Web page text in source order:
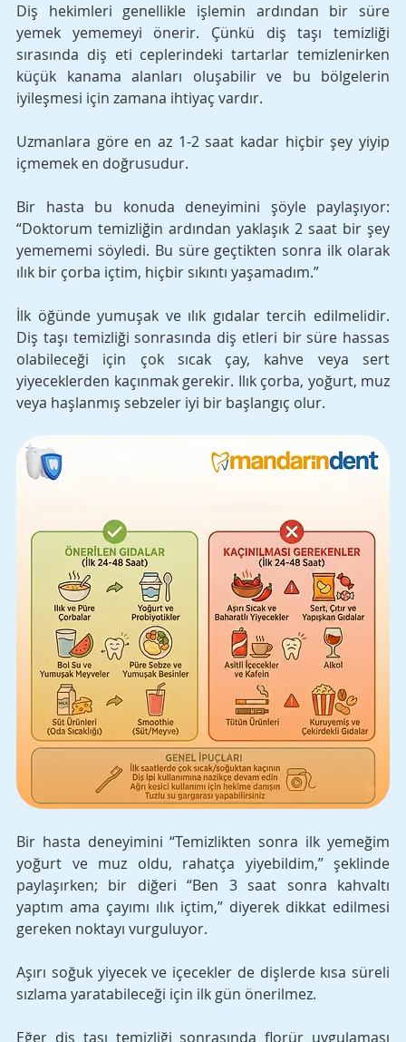
Diş hekimleri genellikle işlemin ardından bir süre
yemek yememeyi önerir. Çünkü diş taşı temizliği
sırasında diş eti ceplerindeki tartarlar temizlenirken
küçük kanama alanları oluşabilir ve bu bölgelerin
iyileşmesi için zamana ihtiyaç vardır.
Uzmanlara göre en az 1-2 saat kadar hiçbir şey yiyip
içmemek en doğrusudur.
Bir hasta bu konuda deneyimini şöyle paylaşıyor:
“Doktorum temizliğin ardından yaklaşık 2 saat bir şey
yemememi söyledi. Bu süre geçtikten sonra ilk olarak
ılık bir çorba içtim, hiçbir sıkıntı yaşamadım.”
İlk öğünde yumuşak ve ılık gıdalar tercih edilmelidir.
Diş taşı temizliği sonrasında diş etleri bir süre hassas
olabileceği için çok sıcak çay, kahve veya sert
yiyeceklerden kaçınmak gerekir. Ilık çorba, yoğurt, muz
veya haşlanmış sebzeler iyi bir başlangıç olur.
Bir hasta deneyimini “Temizlikten sonra ilk yemeğim
yoğurt ve muz oldu, rahatça yiyebildim,” şeklinde
paylaşırken; bir diğeri “Ben 3 saat sonra kahvaltı
yaptım ama çayımı ılık içtim,” diyerek dikkat edilmesi
gereken noktayı vurguluyor.
Aşırı soğuk yiyecek ve içecekler de dişlerde kısa süreli
sızlama yaratabileceği için ilk gün önerilmez.
Eğer diş taşı temizliği sonrasında florür uygulaması